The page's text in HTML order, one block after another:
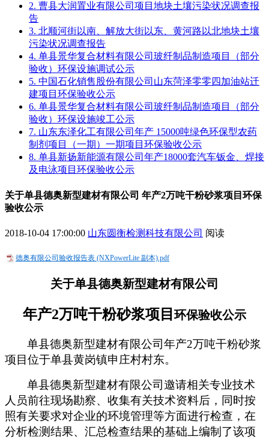
2. 曹县大润置业有限公司项目地块土壤污染状况调查报
告
3. 北顺河街以南、解放大街以东、黄河路以北地块土壤
污染状况调查报告
4. 单县景华复合材料有限公司玻纤制品制造项目（部分
验收）环保设施调试公示
5. 中国石化销售股份有限公司山东菏泽零零四加油站迁
建项目环保验收公示
6. 单县景华复合材料有限公司玻纤制品制造项目（部分
验收）环保设施竣工公示
7. 山东东泽化工有限公司年产 15000吨绿色环保型农药
制剂项目（一期）一期项目环保验收公示
8. 单县新扬新能源有限公司年产18000套汽车钣金、焊接
及电泳项目环保验收公示
关于单县德奥新型建材有限公司 年产2万吨干粉砂浆项目环保
验收公示
2018-10-04 17:00:00 山东圆衡检测科技有限公司 阅读
德奥有限公司验收报告表 (NXPowerLite 副本).pdf
关于单县德奥新型建材有限公司
年产2万吨干粉砂浆项目环保验收公示
单县德奥新型建材有限公司年产2万吨干粉砂浆
项目位于单县黄岗镇申庄村村东。
单县德奥新型建材有限公司邀请相关专业技术
人员前往现场勘察、收集有关技术资料后，同时按
照有关要求对企业的环境管理等方面进行检查，在
分析检测结果、汇总检查结果的基础上编制了该项